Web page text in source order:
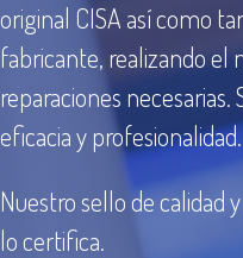
original CISA así como
fabricante, realizando el
reparaciones
eficacia y profesionalidad.
Nuestro sello de calidad
lo certifica.